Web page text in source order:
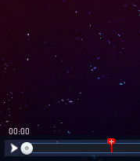
00:01